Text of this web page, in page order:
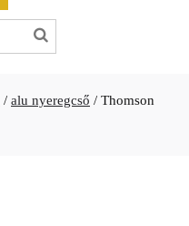
/ alu nyeregcső / Thomson